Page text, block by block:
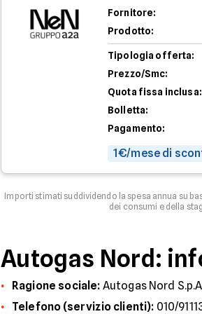
Fornitore:
Prodotto:
Tipologia offerta:
Prezzo/Smc:
Quota fissa inclusa:
Bolletta:
Pagamento:
1€/mese di
Importi stimati suddividendo la spesa annua su
dei consumi e della
Autogas Nord:
Ragione sociale: Autogas Nord
Telefono (servizio clienti): 010/